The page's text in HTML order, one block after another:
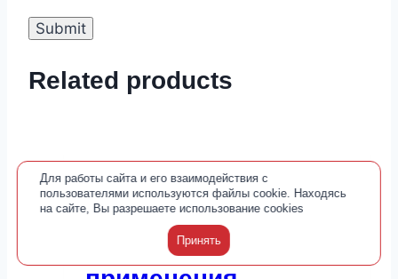
Related products
Регейн 5% 60мл
пена для наружного
Для работы сайта и его взаимодействия с
пользователями используются файлы cookie. Находясь
на сайте, Вы разрешаете использование cookies
Принять